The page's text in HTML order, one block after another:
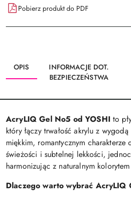
Pobierz produkt do PDF
OPIS
INFORMACJE DOT.
BEZPIECZEŃSTWA
AcryLIQ Gel No5 od YOSHI to
który łączy trwałość akrylu z
miękkim, romantycznym charakterze
świeżości i subtelnej lekkości,
harmonizując z naturalnym kolorytem
Dlaczego warto wybrać AcryLIQ